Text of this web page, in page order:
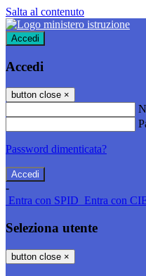
Salta al contenuto
Accedi
Accedi
button close ×
Password dimenticata?
-
Entra con SPID Entra con
Seleziona utente
button close ×